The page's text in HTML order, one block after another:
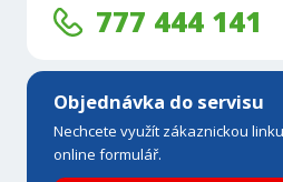
777 444 141
Objednávka do servisu
Nechcete využít zákaznickou
online formulář.